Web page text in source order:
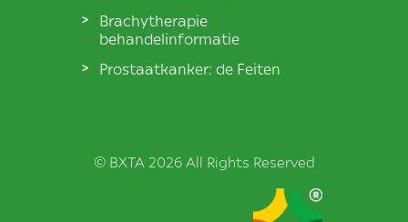
Brachytherapie
behandelinformatie
Prostaatkanker: de Feiten
© BXTA 2026 All Rights Reserved